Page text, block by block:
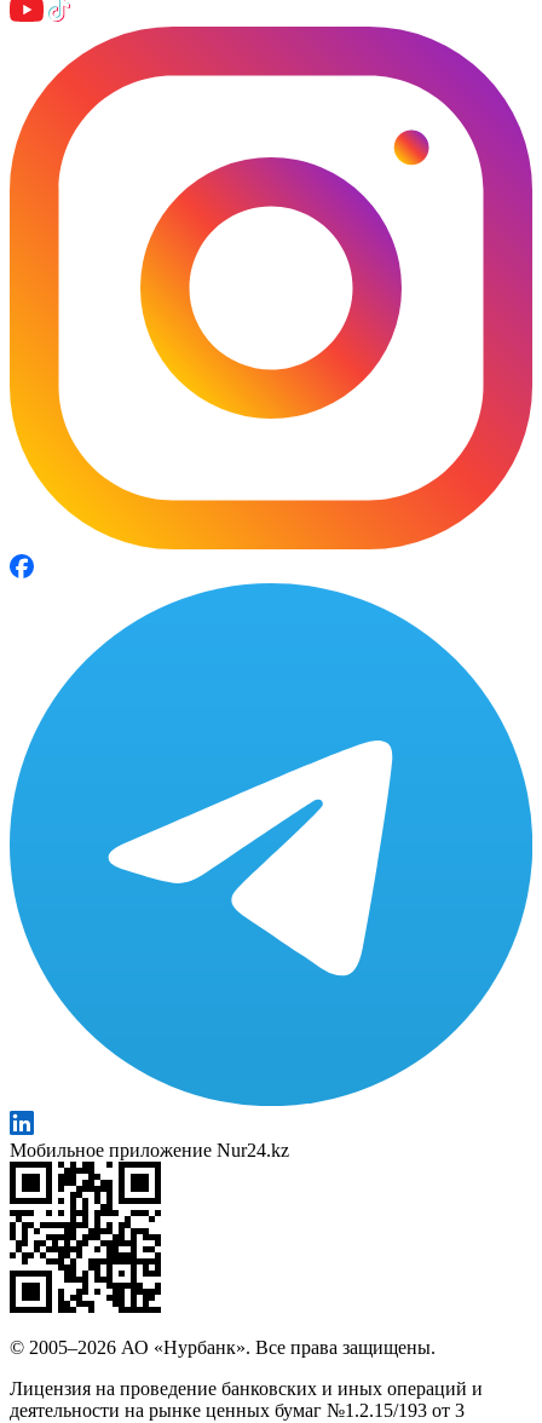
Мобильное приложение Nur24.kz
© 2005–2026 АО «Нурбанк». Все права защищены.
Лицензия на проведение банковских и иных операций и
деятельности на рынке ценных бумаг №1.2.15/193 от 3